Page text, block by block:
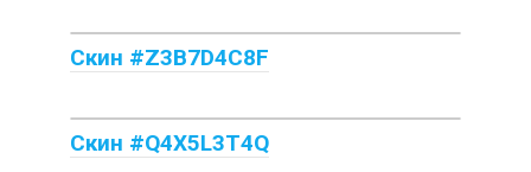
Скин #Z3B7D4C8F
Скин #Q4X5L3T4Q